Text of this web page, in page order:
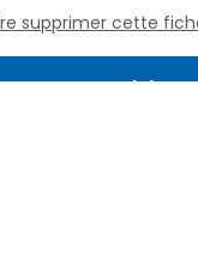
supprimer cette
Juridique